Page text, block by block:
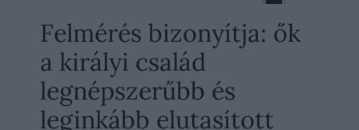
Felmérés bizonyítja: ők
a királyi család
legnépszerűbb és
leginkább elutasított